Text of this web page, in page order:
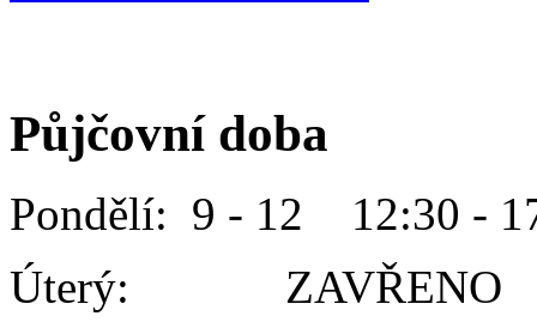
Půjčovní doba
Pondělí: 9 - 12 12:30 -
Úterý: ZAVŘENO